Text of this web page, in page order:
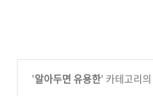
'알아두면 유용한' 카테고리